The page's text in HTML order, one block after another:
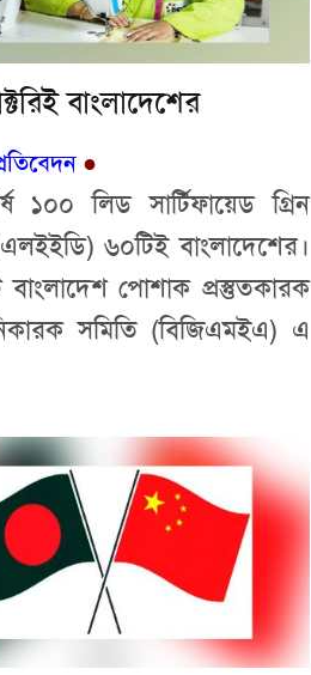
বাংলাদেশের
●
১০০ লিড সার্টিফায়েড গ্রিন
৬০টিই বাংলাদেশের।
পোশাক প্রস্তুতকারক
সমিতি (বিজিএমইএ) এ